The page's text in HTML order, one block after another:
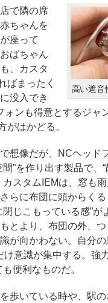
高い遮音
で隣の席
ちゃんを
座って
ばちゃん
、カスタ
ばまったく
没入でき
ォンも得意とするジャ
がはかどる。
想像だが、NCヘッド
”を作り出す製品で、
カスタムIEMは、窓も
らに布団に頭からくる
閉じこもっている感”が
とより、布団の外、
が向かわない。自分
意識が集中する。強
便利なものだ。
歩いている時や、駅の